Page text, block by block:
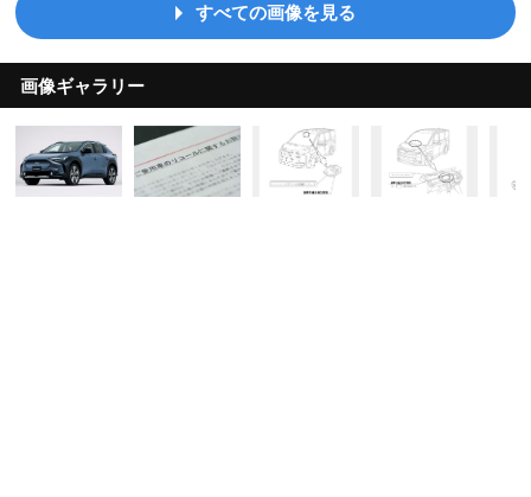
すべての画像を見る
画像ギャラリー